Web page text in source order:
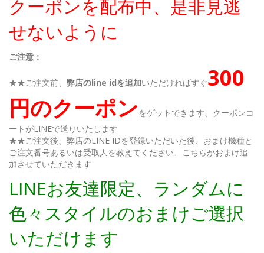
クーポンを配布中、是非見逃
せないように
ご注意：
★★ご注文前、 弊店のline idを追加いただければすぐ300
円のクーポンをゲットできます、クーポンコ
ートがLINEで送りいたします
★★ご注文後、弊店のLINE IDを登録いただいた後、おまけ機種と
ご注文番号あるいは受取人を教えてください、こちらがおまけ追
加させていただきます
LINEお友達限定、ランダムに
色々スタイルのおまけご選択
いただけます